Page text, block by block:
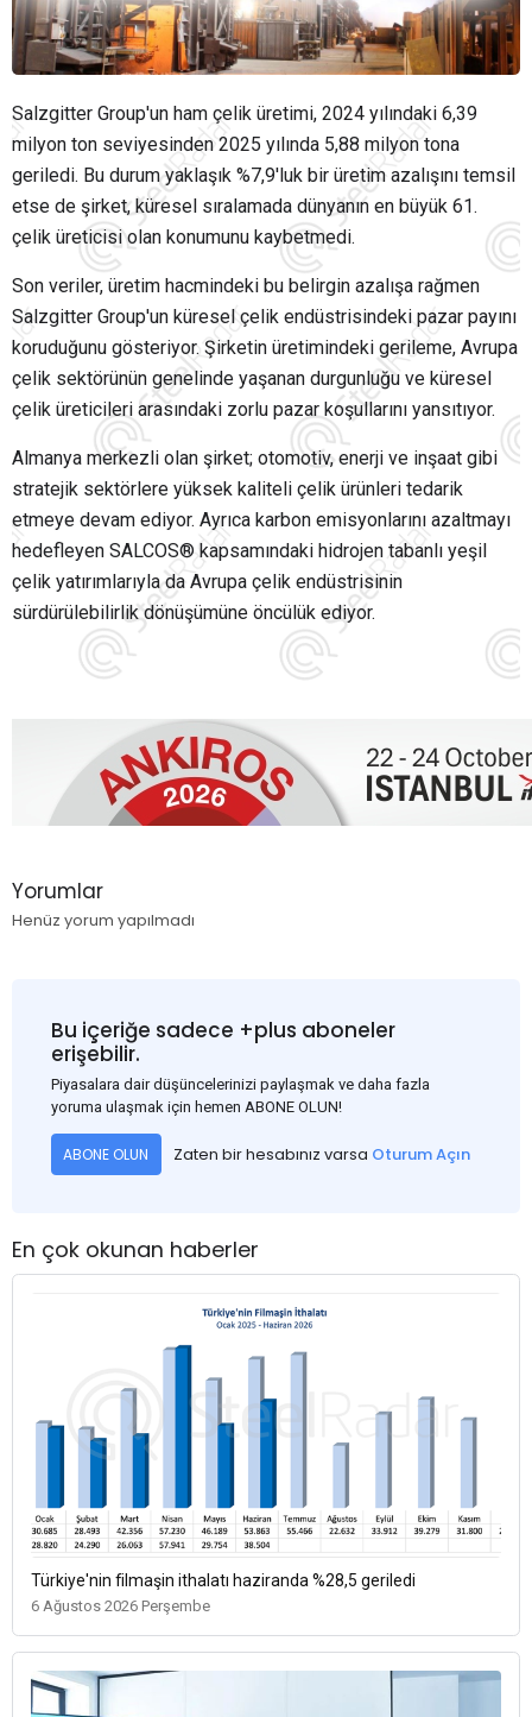
Salzgitter Group'un ham çelik üretimi, 2024 yılındaki 6,39
milyon ton seviyesinden 2025 yılında 5,88 milyon tona
geriledi. Bu durum yaklaşık %7,9'luk bir üretim azalışını temsil
etse de şirket, küresel sıralamada dünyanın en büyük 61.
çelik üreticisi olan konumunu kaybetmedi.
Son veriler, üretim hacmindeki bu belirgin azalışa rağmen
Salzgitter Group'un küresel çelik endüstrisindeki pazar payını
koruduğunu gösteriyor. Şirketin üretimindeki gerileme, Avrupa
çelik sektörünün genelinde yaşanan durgunluğu ve küresel
çelik üreticileri arasındaki zorlu pazar koşullarını yansıtıyor.
Almanya merkezli olan şirket; otomotiv, enerji ve inşaat gibi
stratejik sektörlere yüksek kaliteli çelik ürünleri tedarik
etmeye devam ediyor. Ayrıca karbon emisyonlarını azaltmayı
hedefleyen SALCOS® kapsamındaki hidrojen tabanlı yeşil
çelik yatırımlarıyla da Avrupa çelik endüstrisinin
sürdürülebilirlik dönüşümüne öncülük ediyor.
Yorumlar
Henüz yorum yapılmadı
Bu içeriğe sadece +plus aboneler
erişebilir.
Piyasalara dair düşüncelerinizi paylaşmak ve daha fazla
yoruma ulaşmak için hemen ABONE OLUN!
ABONE OLUN Zaten bir hesabınız varsa Oturum Açın
En çok okunan haberler
Türkiye'nin filmaşin ithalatı haziranda %28,5 geriledi
6 Ağustos 2026 Perşembe